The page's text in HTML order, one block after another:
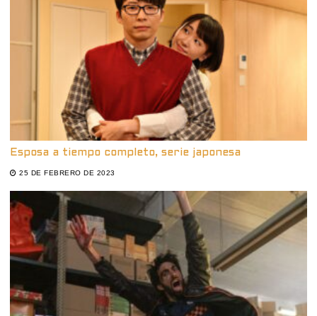
Esposa a tiempo completo, serie japonesa
25 DE FEBRERO DE 2023